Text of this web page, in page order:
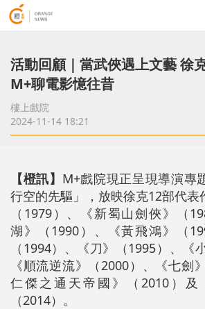
活動回顧｜當武俠遇上文藝 徐
M+聊電影憶往昔
樓上戲院
2024-11-14 18:21
【橙訊】 M+戲院現正呈現導演專
行空的先驅」，放映徐克12部代表
（1979）、《新蜀山劍俠》（
湖》（1990）、《黃飛鴻》（
（1994）、《刀》（1995）、《
《順流逆流》（2000）、《七劍
仁傑之通天帝國》（2010）及
（2014）。